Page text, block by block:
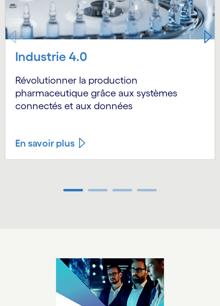
Industrie 4.0
Révolutionner la production
pharmaceutique grâce aux systèmes
connectés et aux données
En savoir plus